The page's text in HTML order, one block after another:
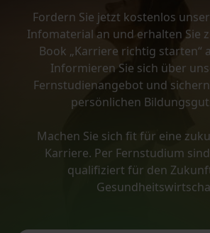
Fordern Sie jetzt kostenlos
Infomaterial an und erhalten Sie
Book „Karriere richtig starten“
Informieren Sie sich über
Fernstudienangebot und
persönlichen
Machen Sie sich fit für eine
Karriere. Per Fernstudium
qualifiziert für den